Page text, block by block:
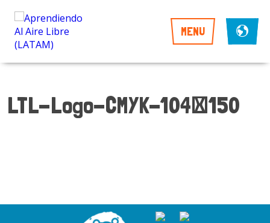
MENU
LTL-Logo-CMYK-104×150